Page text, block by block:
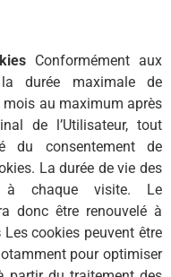
Conformément aux
durée maximale de
au maximum après
de l’Utilisateur, tout
du consentement de
La durée de vie des
à chaque visite. Le
donc être renouvelé à
Les cookies peuvent être
pour optimiser